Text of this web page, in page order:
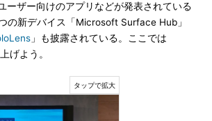
ーザー向けのアプリなどが発表されている
の新デバイス「Microsoft Surface Hub」
」も披露されている。ここでは
げよう。